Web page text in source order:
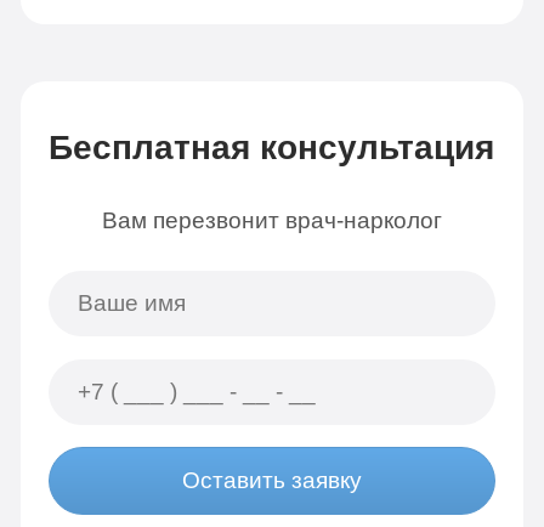
Бесплатная консультация
Вам перезвонит врач-нарколог
Оставить заявку